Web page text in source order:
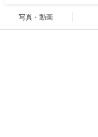
写真・動画